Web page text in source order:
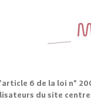
6 de la loi n°
du site